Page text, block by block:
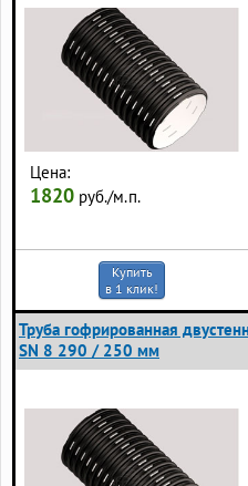
Цена:
1820 руб./м.п.
Купить
в 1 клик!
Труба гофрированная
SN 8 290 / 250 мм